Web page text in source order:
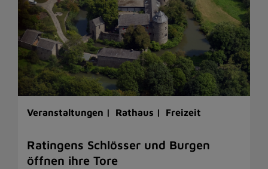
Veranstaltungen | Rathaus | Freizeit
Ratingens Schlösser und Burgen
öffnen ihre Tore